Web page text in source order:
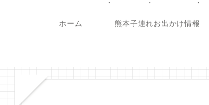
ホーム 熊本子連れお出かけ情報